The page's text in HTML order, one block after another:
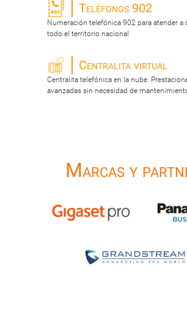
Teléfonos 902
Numeración telefónica 902 para atender a
todo el territorio nacional
Centralita virtual
Centralita telefónica en la nube.
avanzadas sin necesidad de
Marcas y